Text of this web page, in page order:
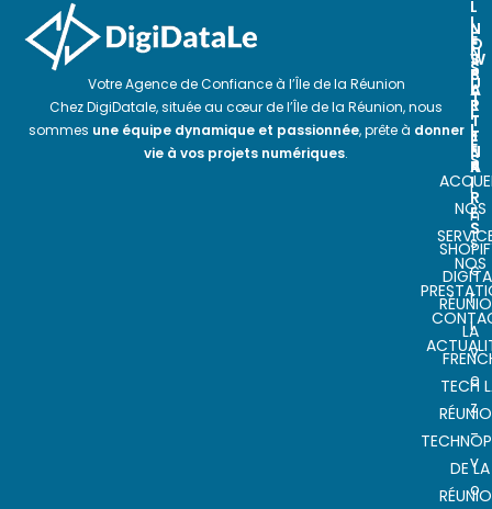
Votre Agence de Confiance à l’Île de la Réunion
Chez DigiDatale, située au cœur de l’Île de la Réunion, nous
sommes une équipe dynamique et passionnée, prête à donner
vie à vos projets numériques.
L
I
E
N
S
U
T
I
L
E
S
NOS
NOS
N
O
S
P
A
R
T
E
N
A
I
R
E
S
LA
TECH
DE LA
N
E
W
S
L
E
T
T
E
R
I
n
s
c
r
i
v
e
z
-
v
o